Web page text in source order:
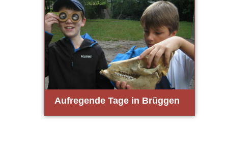
Auf­re­gen­de Tage in Brüg­gen